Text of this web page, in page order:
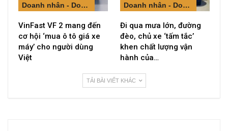
Doanh nhân - Doanh nghiệp
VinFast VF 2 mang đến
cơ hội ‘mua ô tô giá xe
máy’ cho người dùng
Việt
Doanh nhân - Doanh nghiệp
Đi qua mưa lớn, đường
đèo, chủ xe ‘tấm tắc’
khen chất lượng vận
hành của…
TẢI BÀI VIẾT KHÁC